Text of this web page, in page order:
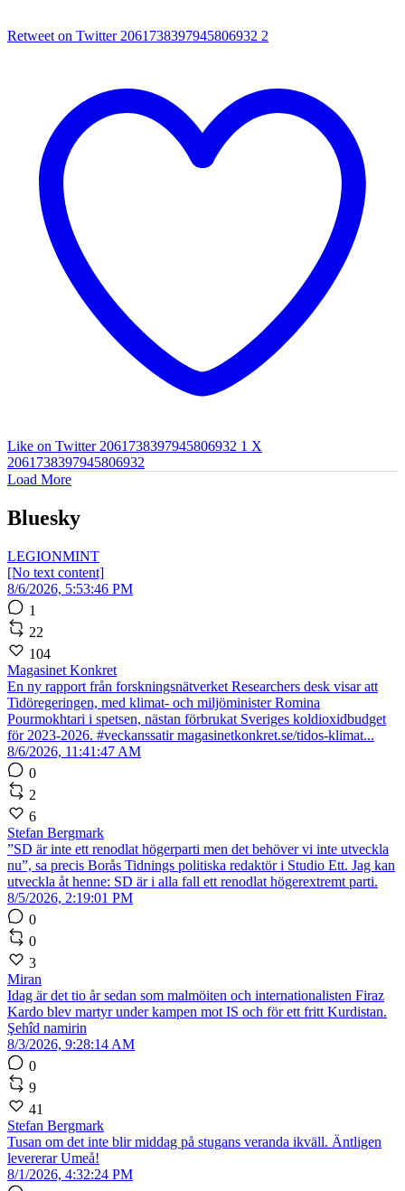
Retweet on Twitter 2061738397945806932 2
Like on Twitter 2061738397945806932 1 X
2061738397945806932
Load More
Bluesky
LEGIONMINT
[No text content]
8/6/2026, 5:53:46 PM
1
22
104
Magasinet Konkret
En ny rapport från forskningsnätverket Researchers desk visar att
Tidöregeringen, med klimat- och miljöminister Romina
Pourmokhtari i spetsen, nästan förbrukat Sveriges koldioxidbudget
för 2023-2026. #veckanssatir magasinetkonkret.se/tidos-klimat...
8/6/2026, 11:41:47 AM
0
2
6
Stefan Bergmark
”SD är inte ett renodlat högerparti men det behöver vi inte utveckla
nu”, sa precis Borås Tidnings politiska redaktör i Studio Ett. Jag kan
utveckla åt henne: SD är i alla fall ett renodlat högerextremt parti.
8/5/2026, 2:19:01 PM
0
0
3
Miran
Idag är det tio år sedan som malmöiten och internationalisten Firaz
Kardo blev martyr under kampen mot IS och för ett fritt Kurdistan.
Şehîd namirin
8/3/2026, 9:28:14 AM
0
9
41
Stefan Bergmark
Tusan om det inte blir middag på stugans veranda ikväll. Äntligen
levererar Umeå!
8/1/2026, 4:32:24 PM